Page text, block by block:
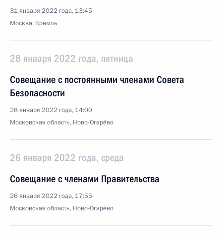
31 января 2022 года, 13:45
Москва, Кремль
28 января 2022 года, пятница
Совещание с постоянными членами Совета
Безопасности
28 января 2022 года, 14:00
Московская область, Ново-Огарёво
26 января 2022 года, среда
Совещание с членами Правительства
26 января 2022 года, 17:55
Московская область, Ново-Огарёво